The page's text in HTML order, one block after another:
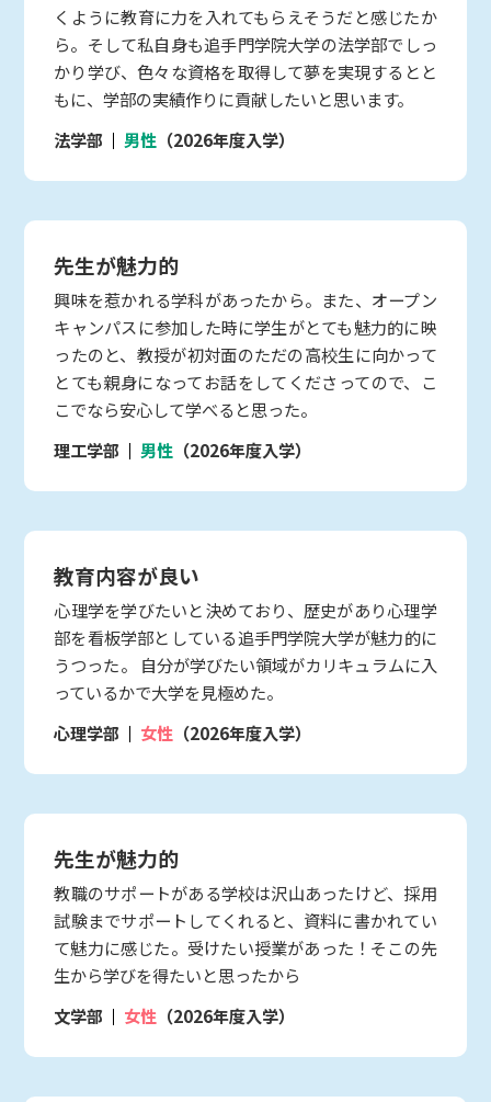
くように教育に力を入れてもらえそうだと感じたか
ら。そして私自身も追手門学院大学の法学部でしっ
かり学び、色々な資格を取得して夢を実現するとと
もに、学部の実績作りに貢献したいと思います。
法学部
男性 （2026年度入学）
先生が魅力的
興味を惹かれる学科があったから。また、オープン
キャンパスに参加した時に学生がとても魅力的に映
ったのと、教授が初対面のただの高校生に向かって
とても親身になってお話をしてくださってので、こ
こでなら安心して学べると思った。
理工学部
男性 （2026年度入学）
教育内容が良い
心理学を学びたいと決めており、歴史があり心理学
部を看板学部としている追手門学院大学が魅力的に
うつった。 自分が学びたい領域がカリキュラムに入
っているかで大学を見極めた。
心理学部
女性 （2026年度入学）
先生が魅力的
教職のサポートがある学校は沢山あったけど、採用
試験までサポートしてくれると、資料に書かれてい
て魅力に感じた。受けたい授業があった！そこの先
生から学びを得たいと思ったから
文学部
女性 （2026年度入学）